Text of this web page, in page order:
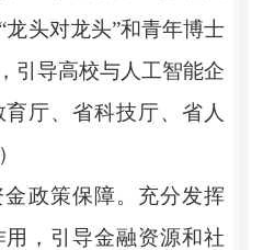
头对龙头”和青年博士
引导高校与人工智能企
厅、省科技厅、省人
政策保障。 充分发挥
，引导金融资源和社